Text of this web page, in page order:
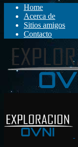
Home
Acerca de
Sitios amigos
Contacto